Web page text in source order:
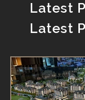
Latest
Latest